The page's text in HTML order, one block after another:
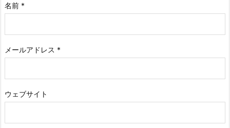
名前 *
メールアドレス *
ウェブサイト